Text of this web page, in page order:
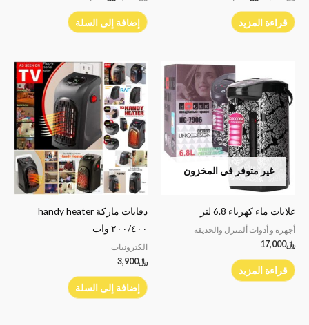
قراءة المزيد إضافة إلى السلة
غير متوفر في المخزون
غلايات ماء كهرباء 6.8 لتر
أجهزة و أدوات ألمنزل والحديقة
﷼17,000
قراءة المزيد
دفايات ماركة handy heater
٢٠٠/٤٠٠ وات
الكترونيات
﷼3,900
إضافة إلى السلة